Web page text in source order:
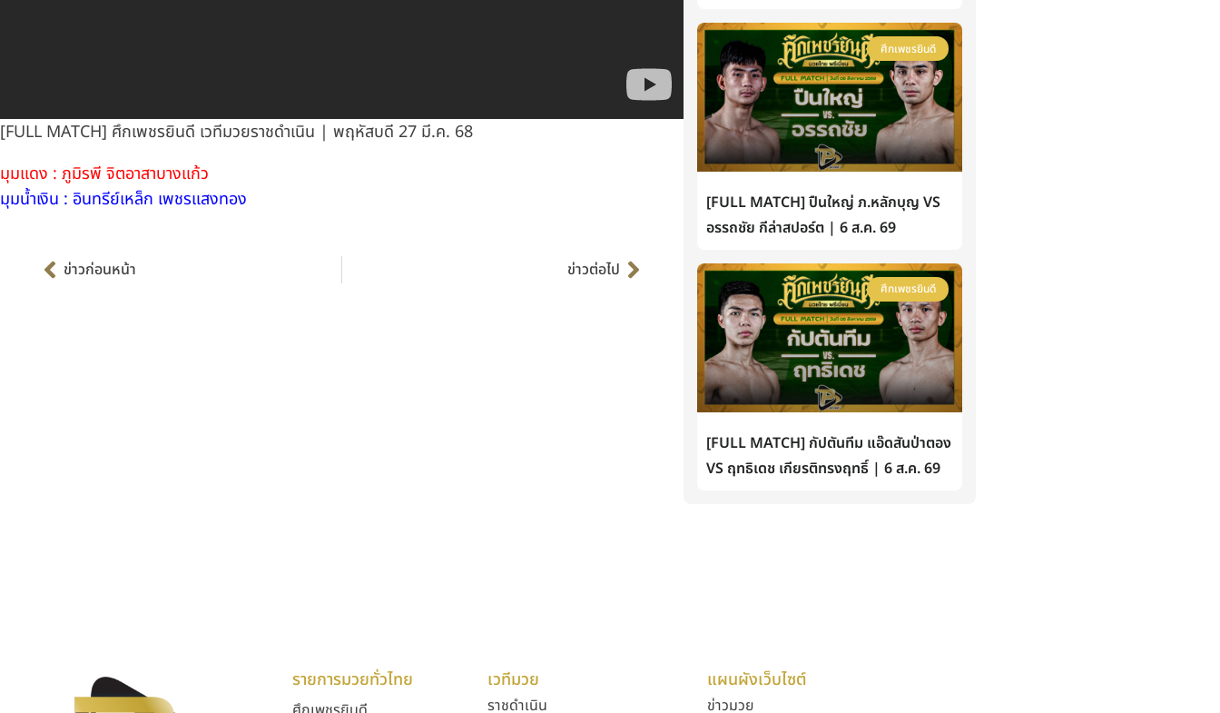
[FULL MATCH] ศึกเพชรยินดี เวทีมวยราชดำเนิน | พฤหัสบดี 27 มี.ค. 68
มุมแดง : ภูมิรพี จิตอาสาบางแก้ว
มุมน้ำเงิน : อินทรีย์เหล็ก เพชรแสงทอง
ข่าวก่อนหน้า ข่าวต่อไป
ศึกเพชรยินดี
[FULL MATCH] ปืนใหญ่ ภ.หลักบุญ VS
อรรถชัย กีล่าสปอร์ต | 6 ส.ค. 69
ศึกเพชรยินดี
[FULL MATCH] กัปตันทีม แอ๊ดสันป่าตอง
VS ฤทธิเดช เกียรติทรงฤทธิ์ | 6 ส.ค. 69
รายการมวยทั่วไทย เวทีมวย
ราชดำเนิน
แผนผังเว็บไซต์
ข่าวมวย